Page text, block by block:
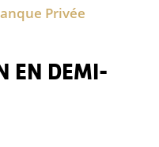
Privée
EN DEMI-